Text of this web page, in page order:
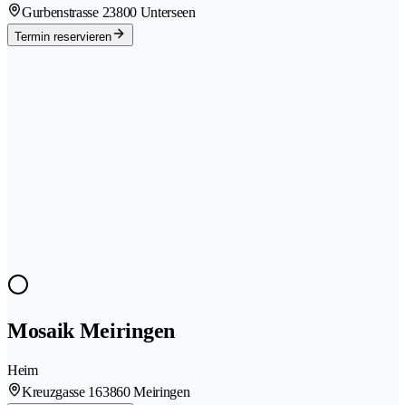
Gurbenstrasse 23800 Unterseen
Termin reservieren
Mosaik Meiringen
Heim
Kreuzgasse 163860 Meiringen